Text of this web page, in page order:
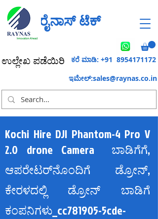
ಉಲ್ಲೇಖ ಪಡೆಯಿರಿ
ರೈನಾಸ್ ಟೆಕ್
ಕರೆ ಮಾಡಿ: +91 8954171172
ಇಮೇಲ್:sales@raynas.co.in
Kochi Hire DJI Phantom-4 Pro V
2.0 drone Camera ಬಾಡಿಗೆಗೆ,
ಆಪರೇಟರ್‌ನೊಂದಿಗೆ ಡ್ರೋನ್,
ಕೇರಳದಲ್ಲಿ ಡ್ರೋನ್ ಬಾಡಿಗೆ
ಕಂಪನಿಗಳು_cc781905-5cde-